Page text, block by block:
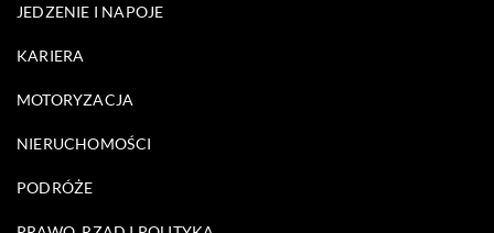
JEDZENIE I NAPOJE
KARIERA
MOTORYZACJA
NIERUCHOMOŚCI
PODRÓŻE